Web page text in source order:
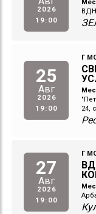
2026
19:00
25
Авг
2026
19:00
Г
24,
27
Авг
2026
19:00
Г